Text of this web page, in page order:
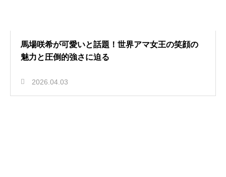
馬場咲希が可愛いと話題！世界アマ女王の笑顔の
魅力と圧倒的強さに迫る
2026.04.03